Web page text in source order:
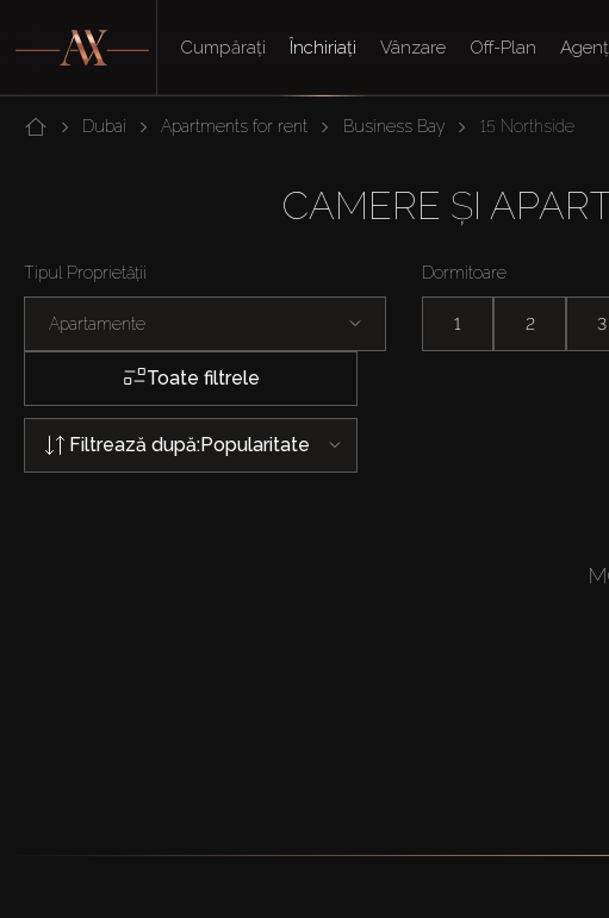
Cumpărați Închiriați Vânzare Off-Plan
Dubai Apartments for rent Business Bay 15 Northside
CAMERE ȘI
Tipul Proprietății
Apartamente
Dormitoare
1 2 3
Toate filtrele
Filtrează după:Popularitate